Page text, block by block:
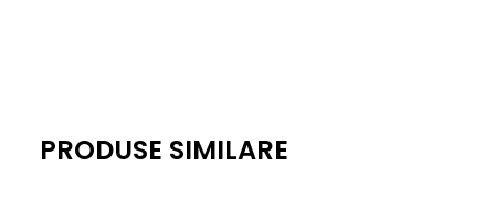
PRODUSE SIMILARE